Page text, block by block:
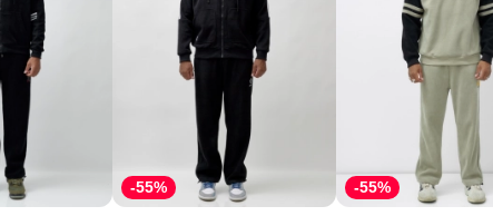
-55% -55%